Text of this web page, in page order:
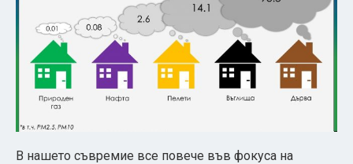
В нашето съвремие все повече във фокуса на